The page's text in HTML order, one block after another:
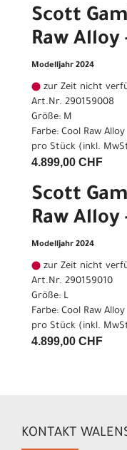
Scott
Raw Alloy
Modelljahr 2024
zur Zeit nicht
Art.Nr. 290159008
Größe: M
Farbe: Cool Raw Alloy
pro Stück (inkl.
4.899,00 CHF
Scott
Raw Alloy
Modelljahr 2024
zur Zeit nicht
Art.Nr. 290159010
Größe: L
Farbe: Cool Raw Alloy
pro Stück (inkl.
4.899,00 CHF
KONTAKT